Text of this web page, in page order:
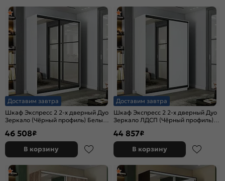
Доставим завтра
Шкаф Экспресс 2 2-х дверный Дуо
Зеркало (Чёрный профиль) Белый
46 508₽
В корзину
Доставим завтра
Шкаф Экспресс 2 2-х дверный Дуо
Зеркало ЛДСП (Чёрный профиль)
44 857₽
В корзину